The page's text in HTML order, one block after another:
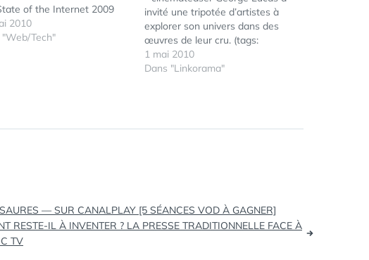
of the Internet 2009
2010
"Web/Tech"
invité une tripotée d’artistes à
explorer son univers dans des
œuvres de leur cru. (tags:
starwars) Blü - Olivier
Cambournac: Pearltrees ou
1 mai 2010
Dans "Linkorama"
— SUR CANALPLAY [5 SÉANCES VOD À GAGNER]
RESTE-IL À INVENTER ? LA PRESSE TRADITIONNELLE FACE À
TV